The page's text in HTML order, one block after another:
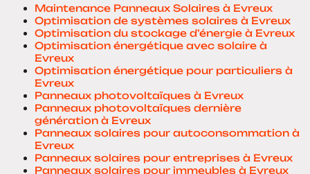
Maintenance Panneaux Solaires à Evreux
Optimisation de systèmes solaires à Evreux
Optimisation du stockage d’énergie à Evreux
Optimisation énergétique avec solaire à
Evreux
Optimisation énergétique pour particuliers à
Evreux
Panneaux photovoltaïques à Evreux
Panneaux photovoltaïques dernière
génération à Evreux
Panneaux solaires pour autoconsommation à
Evreux
Panneaux solaires pour entreprises à Evreux
Panneaux solaires pour immeubles à Evreux